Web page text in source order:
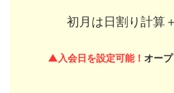
初月は日割り計算
▲入会日を設定可能！ オー